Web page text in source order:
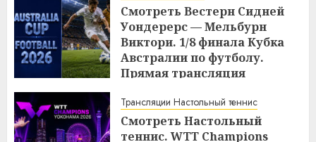
Смотреть Вестерн Сидней
Уондерерс — Мельбурн
Виктори. 1/8 финала Кубка
Австралии по футболу.
Прямая трансляция
13:05 08.08.2026
Трансляции Настольный теннис
Смотреть Настольный
теннис. WTТ Champions